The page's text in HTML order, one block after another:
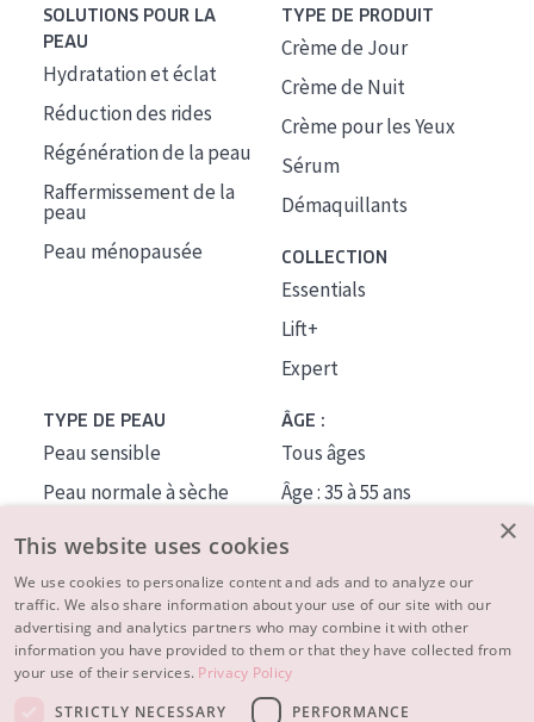
SOLUTIONS POUR LA
PEAU
Hydratation et éclat
Réduction des rides
Régénération de la peau
Raffermissement de la
peau
Peau ménopausée
TYPE DE PRODUIT
Crème de Jour
Crème de Nuit
Crème pour les Yeux
Sérum
Démaquillants
COLLECTION
Essentials
Lift+
Expert
TYPE DE PEAU
Peau sensible
Peau normale à sèche
Peau mixte ou grasse
Peau mature
Peau ménopausée
ÂGE :
Tous âges
Âge : 35 à 55 ans
À PROPOS
CONSEILS BEAUTÉ
×
This website uses cookies
We use cookies to personalize content and ads and to analyze our
traffic. We also share information about your use of our site with our
advertising and analytics partners who may combine it with other
information you have provided to them or that they have collected from
your use of their services. Privacy Policy
STRICTLY NECESSARY
PERFORMANCE